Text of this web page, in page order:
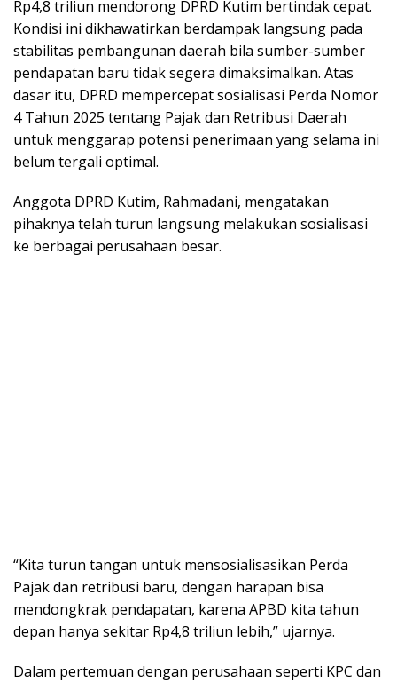
Rp4,8 triliun mendorong DPRD Kutim bertindak cepat.
Kondisi ini dikhawatirkan berdampak langsung pada
stabilitas pembangunan daerah bila sumber-sumber
pendapatan baru tidak segera dimaksimalkan. Atas
dasar itu, DPRD mempercepat sosialisasi Perda Nomor
4 Tahun 2025 tentang Pajak dan Retribusi Daerah
untuk menggarap potensi penerimaan yang selama ini
belum tergali optimal.
Anggota DPRD Kutim, Rahmadani, mengatakan
pihaknya telah turun langsung melakukan sosialisasi
ke berbagai perusahaan besar.
“Kita turun tangan untuk mensosialisasikan Perda
Pajak dan retribusi baru, dengan harapan bisa
mendongkrak pendapatan, karena APBD kita tahun
depan hanya sekitar Rp4,8 triliun lebih,” ujarnya.
Dalam pertemuan dengan perusahaan seperti KPC dan